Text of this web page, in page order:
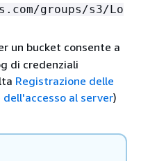
groups/s3/Lo
un bucket consente a
di credenziali
Registrazione delle
al server)